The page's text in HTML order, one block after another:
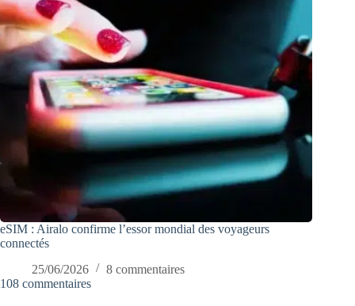
eSIM : Airalo confirme l’essor mondial des voyageurs
connectés
25/06/2026
8 commentaires
108 commentaires